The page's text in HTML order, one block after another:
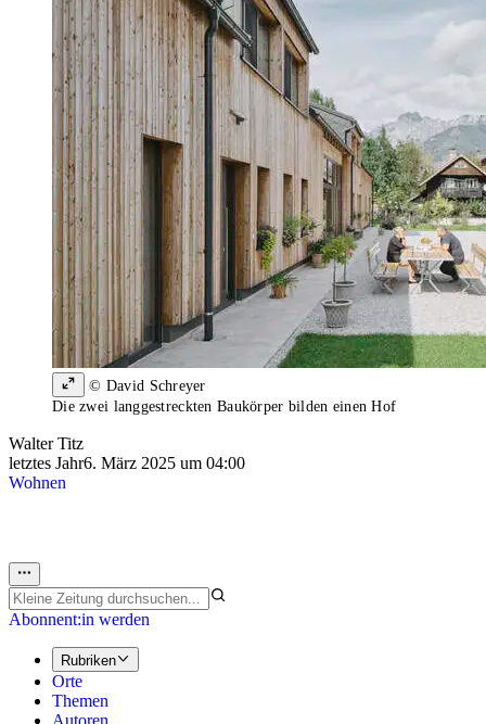
© David Schreyer
Die zwei langgestreckten Baukörper bilden einen Hof
Walter Titz
letztes Jahr6. März 2025 um 04:00
Wohnen
Abonnent:in werden
Rubriken
Orte
Themen
Autoren